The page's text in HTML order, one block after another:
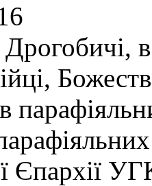
Дрогобичі,
Єпархії